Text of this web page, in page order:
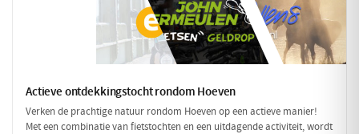
Actieve ontdekkingstocht rondom Hoeven
Verken de prachtige natuur rondom Hoeven op een actieve manier!
Met een combinatie van fietstochten en een uitdagende activiteit, wordt